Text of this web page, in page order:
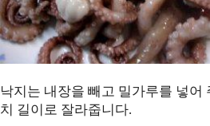
낙지는 내장을 빼고 밀가루를 넣
치 길이로 잘라줍니다.